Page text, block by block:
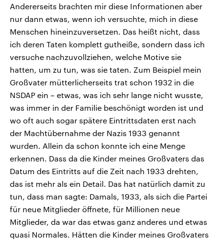
Andererseits brachten mir diese Informationen aber
nur dann etwas, wenn ich versuchte, mich in diese
Menschen hineinzuversetzen. Das heißt nicht, dass
ich deren Taten komplett gutheiße, sondern dass ich
versuche nachzuvollziehen, welche Motive sie
hatten, um zu tun, was sie taten. Zum Beispiel mein
Großvater mütterlicherseits trat schon 1932 in die
NSDAP ein – etwas, was ich sehr lange nicht wusste,
was immer in der Familie beschönigt worden ist und
wo oft auch sogar spätere Eintrittsdaten erst nach
der Machtübernahme der Nazis 1933 genannt
wurden. Allein da schon konnte ich eine Menge
erkennen. Dass da die Kinder meines Großvaters das
Datum des Eintritts auf die Zeit nach 1933 drehten,
das ist mehr als ein Detail. Das hat natürlich damit zu
tun, dass man sagte: Damals, 1933, als sich die Partei
für neue Mitglieder öffnete, für Millionen neue
Mitglieder, da war das etwas ganz anderes und etwas
quasi Normales. Hätten die Kinder meines Großvaters